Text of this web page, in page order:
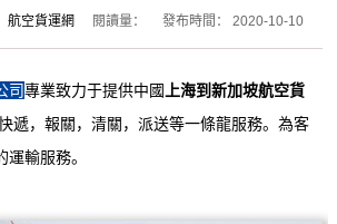
航空貨運網 閱讀量： 發布時間： 2020-10-10
司專業致力于提供中國 上海到新加坡航空貨
遞，報關，清關，派送等一條龍服務。為客
輸服務。